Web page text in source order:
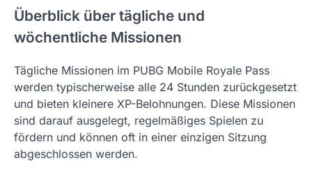
Überblick über tägliche und
wöchentliche Missionen
Tägliche Missionen im PUBG Mobile Royale Pass
werden typischerweise alle 24 Stunden zurückgesetzt
und bieten kleinere XP-Belohnungen. Diese Missionen
sind darauf ausgelegt, regelmäßiges Spielen zu
fördern und können oft in einer einzigen Sitzung
abgeschlossen werden.